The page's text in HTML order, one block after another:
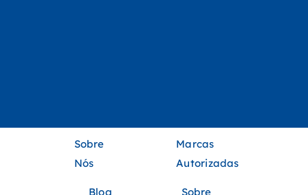
Sobre
Nós
Blog
Marcas
Autorizadas
Sobre